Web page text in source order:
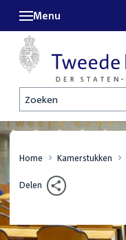
Zoeken
Menu
Home Kamerstukken
Delen